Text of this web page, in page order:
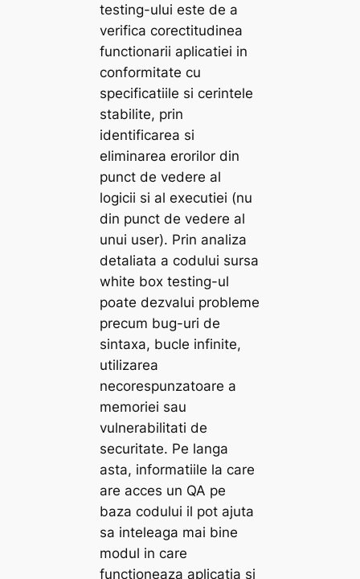
testing-ului este de a
verifica corectitudinea
functionarii aplicatiei in
conformitate cu
specificatiile si cerintele
stabilite, prin
identificarea si
eliminarea erorilor din
punct de vedere al
logicii si al executiei (nu
din punct de vedere al
unui user). Prin analiza
detaliata a codului sursa
white box testing-ul
poate dezvalui probleme
precum bug-uri de
sintaxa, bucle infinite,
utilizarea
necorespunzatoare a
memoriei sau
vulnerabilitati de
securitate. Pe langa
asta, informatiile la care
are acces un QA pe
baza codului il pot ajuta
sa inteleaga mai bine
modul in care
functioneaza aplicatia si